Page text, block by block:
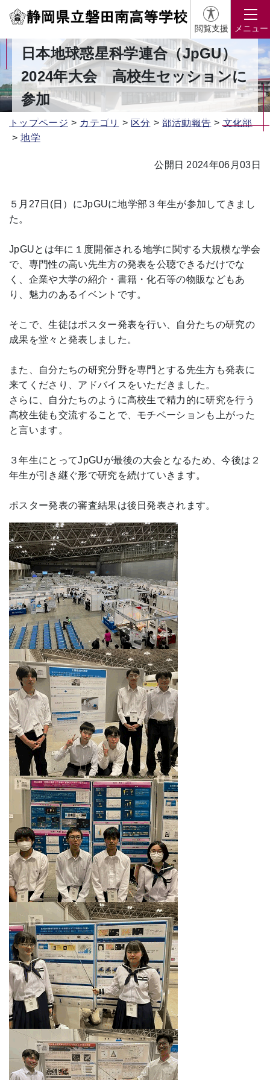
閲覧支援 メニュー
日本地球惑星科学連合（JpGU）
2024年大会 高校生セッションに
参加
トップページ カテゴリ 区分 部活動報告
文化部
地学
公開日 2024年06月03日
５月27日(日）にJpGUに地学部３年生が参加してきまし
た。
JpGUとは年に１度開催される地学に関する大規模な学会
で、専門性の高い先生方の発表を公聴できるだけでな
く、企業や大学の紹介・書籍・化石等の物販などもあ
り、魅力のあるイベントです。
そこで、生徒はポスター発表を行い、自分たちの研究の
成果を堂々と発表しました。
また、自分たちの研究分野を専門とする先生方も発表に
来てくださり、アドバイスをいただきました。
さらに、自分たちのように高校生で精力的に研究を行う
高校生徒も交流することで、モチベーションも上がった
と言います。
３年生にとってJpGUが最後の大会となるため、今後は２
年生が引き継ぐ形で研究を続けていきます。
ポスター発表の審査結果は後日発表されます。